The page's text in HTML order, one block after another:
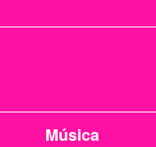
Música